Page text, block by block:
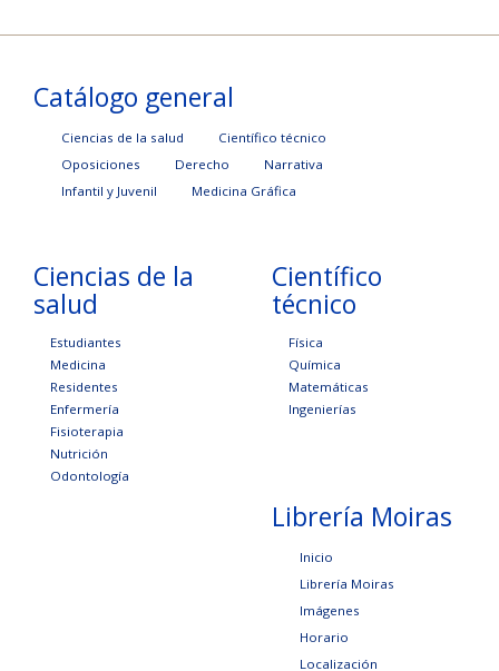
Catálogo general
Ciencias de la salud
Científico técnico
Oposiciones
Derecho
Narrativa
Infantil y Juvenil
Medicina Gráfica
Ciencias de la
salud
Estudiantes
Medicina
Residentes
Enfermería
Fisioterapia
Nutrición
Odontología
Científico
técnico
Física
Química
Matemáticas
Ingenierías
Librería Moiras
Inicio
Librería Moiras
Imágenes
Horario
Localización